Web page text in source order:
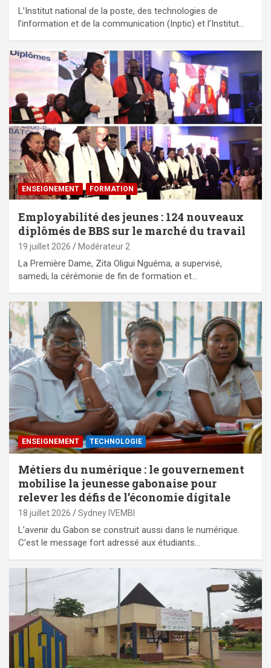
L’Institut national de la poste, des technologies de
l’information et de la communication (Inptic) et l’Institut…
ENSEIGNEMENT FORMATION
Employabilité des jeunes : 124 nouveaux
diplômés de BBS sur le marché du travail
19 juillet 2026 Modérateur 2
La Première Dame, Zita Oligui Nguéma, a supervisé,
samedi, la cérémonie de fin de formation et…
ENSEIGNEMENT TECHNOLOGIE
Métiers du numérique : le gouvernement
mobilise la jeunesse gabonaise pour
relever les défis de l’économie digitale
18 juillet 2026 Sydney IVEMBI
L’avenir du Gabon se construit aussi dans le numérique.
C’est le message fort adressé aux étudiants…